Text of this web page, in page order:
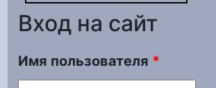
Вход на сайт
Имя пользователя *